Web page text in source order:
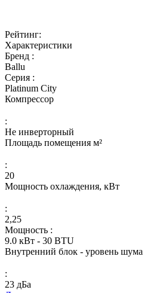
Рейтинг:
Характеристики
Бренд :
Ballu
Серия :
Platinum City
Компрессор
:
Не инверторный
Площадь помещения м²
:
20
Мощность охлаждения, кВт
:
2,25
Мощность :
9.0 кВт - 30 BTU
Внутренний блок - уровень шума
:
23 дБа